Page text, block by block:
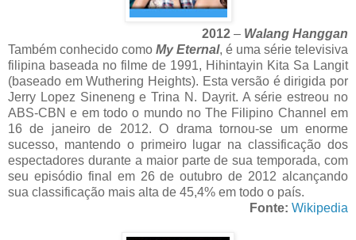
2012 – Walang Hanggan
Também conhecido como My Eternal, é uma série televisiva
filipina baseada no filme de 1991, Hihintayin Kita Sa Langit
(baseado em Wuthering Heights). Esta versão é dirigida por
Jerry Lopez Sineneng e Trina N. Dayrit. A série estreou no
ABS-CBN e em todo o mundo no The Filipino Channel em
16 de janeiro de 2012. O drama tornou-se um enorme
sucesso, mantendo o primeiro lugar na classificação dos
espectadores durante a maior parte de sua temporada, com
seu episódio final em 26 de outubro de 2012 alcançando
sua classificação mais alta de 45,4% em todo o país.
Fonte: Wikipedia